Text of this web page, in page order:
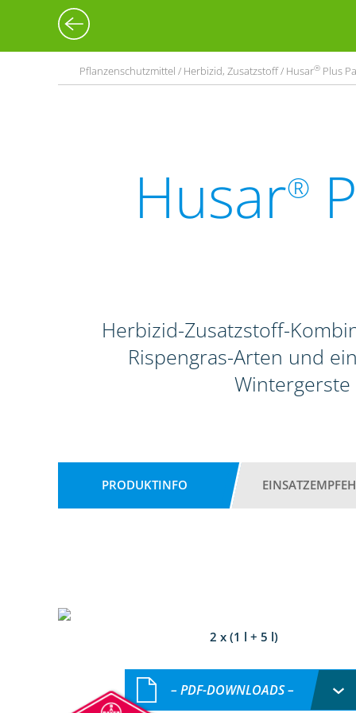
Pflanzenschutzmittel / Herbizid, Zusatzstoff / Husar® Plus
Husar®
Herbizid-Zusatzstoff-
Rispengras-Arten und
PRODUKTINFO
2 x (1 l + 5 l)
– PDF-DOWNLOADS –